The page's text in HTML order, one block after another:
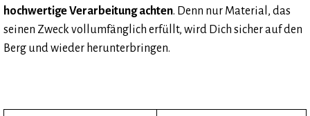
hochwertige Verarbeitung achten. Denn nur Material, das
seinen Zweck vollumfänglich erfüllt, wird Dich sicher auf den
Berg und wieder herunterbringen.